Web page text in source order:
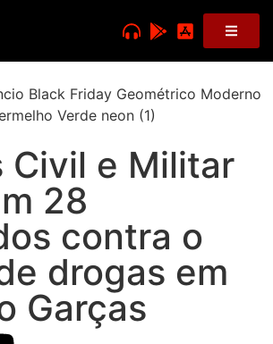
Civil e Militar
28
contra o
drogas em
Garças